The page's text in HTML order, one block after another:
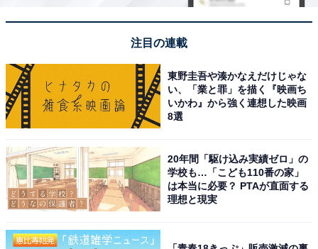
注目の連載
東野圭吾や湊かなえだけじゃな
い、「業と罪」を描く『映画ち
いかわ』から強く連想した映画
8選
20年間「駆け込み実績ゼロ」の
学校も…「こども110番の家」
は本当に必要？ PTAが直面する
理想と現実